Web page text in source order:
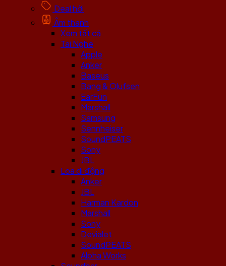
Deal hời
Âm thanh
Xem tất cả
Tai Nghe
Apple
Anker
Baseus
Bang & Olufsen
EarFun
Marshall
Samsung
Sennheiser
SoundPEATS
Sony
JBL
Loa di động
Anker
JBL
Harman Kardon
Marshall
Sony
Devialet
SoundPEATS
Alpha Works